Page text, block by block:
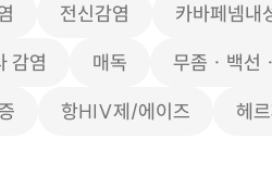
전신감염 카바페넴내
감염 매독 무좀 · 백선
항HIV제/에이즈 헤